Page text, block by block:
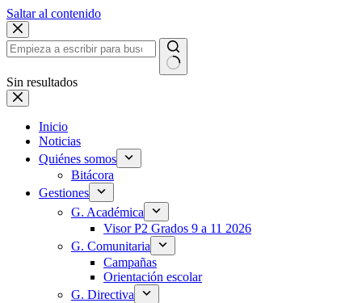
Saltar al contenido
Sin resultados
Inicio
Noticias
Quiénes somos
Bitácora
Gestiones
G. Académica
Visor P2 Grados 9 a 11 2026
G. Comunitaria
Campañas
Orientación escolar
G. Directiva